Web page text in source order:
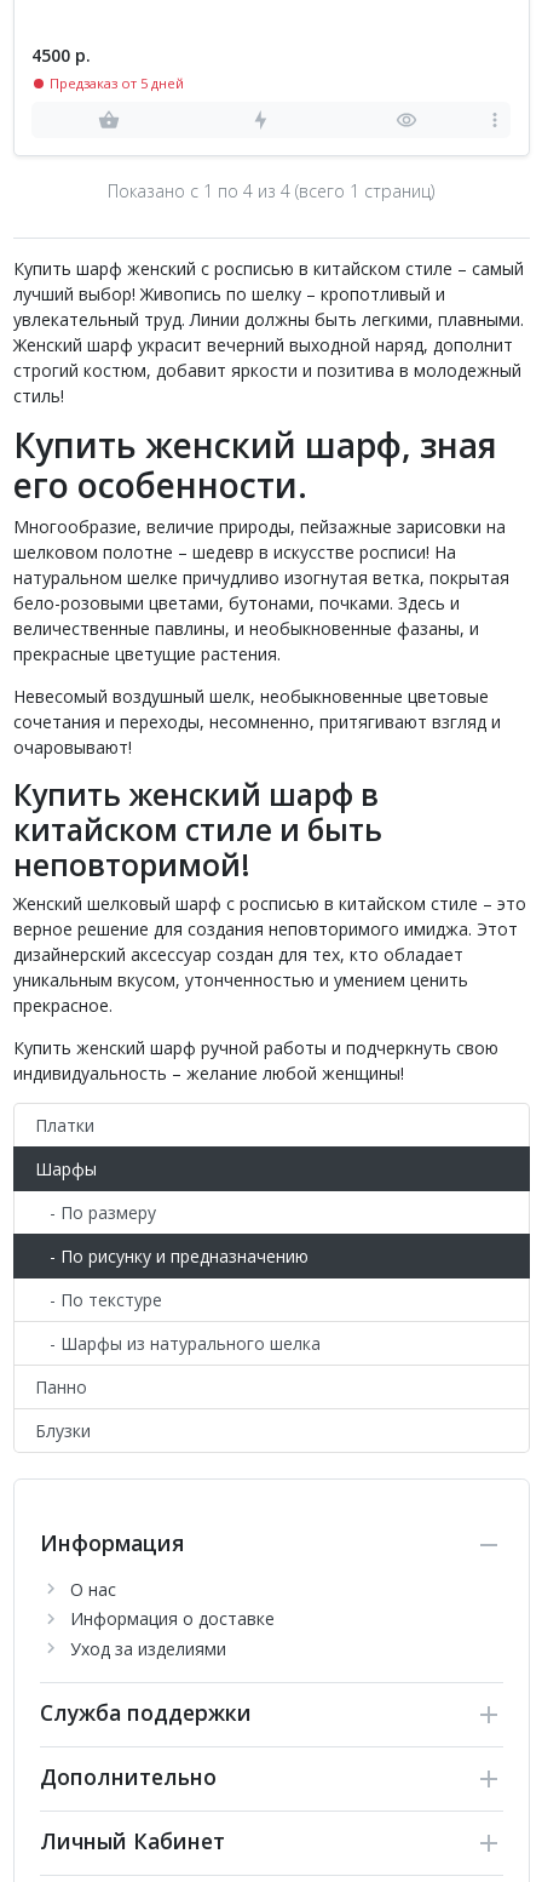
4500 р.
Предзаказ от 5 дней
Показано с 1 по 4 из 4 (всего 1 страниц)
Купить шарф женский с росписью в китайском стиле – самый
лучший выбор! Живопись по шелку – кропотливый и
увлекательный труд. Линии должны быть легкими, плавными.
Женский шарф украсит вечерний выходной наряд, дополнит
строгий костюм, добавит яркости и позитива в молодежный
стиль!
Купить женский шарф, зная
его особенности.
Многообразие, величие природы, пейзажные зарисовки на
шелковом полотне – шедевр в искусстве росписи! На
натуральном шелке причудливо изогнутая ветка, покрытая
бело-розовыми цветами, бутонами, почками. Здесь и
величественные павлины, и необыкновенные фазаны, и
прекрасные цветущие растения.
Невесомый воздушный шелк, необыкновенные цветовые
сочетания и переходы, несомненно, притягивают взгляд и
очаровывают!
Купить женский шарф в
китайском стиле и быть
неповторимой!
Женский шелковый шарф с росписью в китайском стиле – это
верное решение для создания неповторимого имиджа. Этот
дизайнерский аксессуар создан для тех, кто обладает
уникальным вкусом, утонченностью и умением ценить
прекрасное.
Купить женский шарф ручной работы и подчеркнуть свою
индивидуальность – желание любой женщины!
Платки
Шарфы
- По размеру
- По рисунку и предназначению
- По текстуре
- Шарфы из натурального шелка
Панно
Блузки
Информация
О нас
Информация о доставке
Уход за изделиями
Служба поддержки
Дополнительно
Личный Кабинет